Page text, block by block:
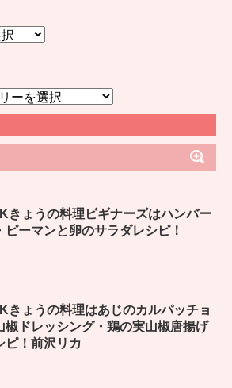
きょうの料理ビギナーズはハンバー
ピーマンと卵のサラダレシピ！
きょうの料理はあじのカルパッチョ
椒ドレッシング・鶏の実山椒唐揚げ
ピ！前沢リカ